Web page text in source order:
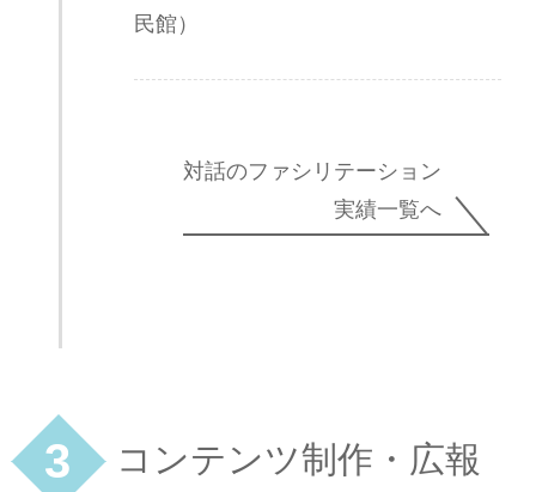
民館）
対話のファシリテーション
実績一覧へ
3 コンテンツ制作・広報